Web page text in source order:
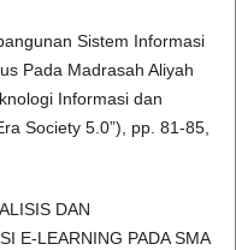
Sistem Informasi
Pada Madrasah Aliyah
Informasi dan
Society 5.0”), pp. 81-85,
DAN
E-LEARNING PADA SMA